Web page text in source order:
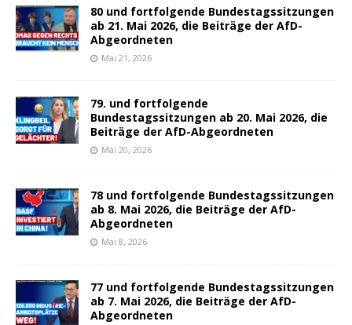
80 und fortfolgende Bundestagssitzungen
ab 21. Mai 2026, die Beiträge der AfD-
Abgeordneten
Mai 21, 2026
79. und fortfolgende
Bundestagssitzungen ab 20. Mai 2026, die
Beiträge der AfD-Abgeordneten
Mai 20, 2026
78 und fortfolgende Bundestagssitzungen
ab 8. Mai 2026, die Beiträge der AfD-
Abgeordneten
Mai 8, 2026
77 und fortfolgende Bundestagssitzungen
ab 7. Mai 2026, die Beiträge der AfD-
Abgeordneten